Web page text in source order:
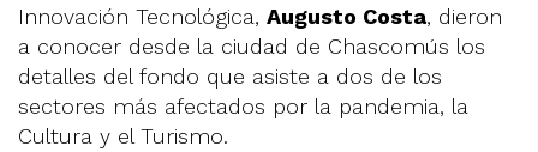
Innovación Tecnológica, Augusto Costa, dieron
a conocer desde la ciudad de Chascomús los
detalles del fondo que asiste a dos de los
sectores más afectados por la pandemia, la
Cultura y el Turismo.